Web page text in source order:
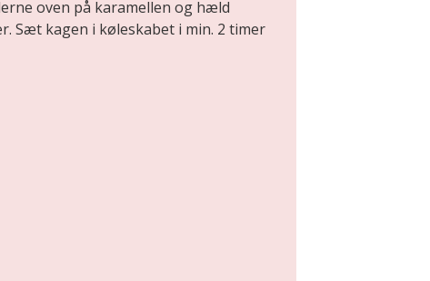
oven på karamellen og hæld
Sæt kagen i køleskabet i min. 2 timer